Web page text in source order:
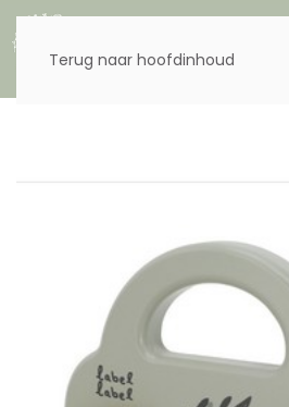
Terug naar hoofdinhoud